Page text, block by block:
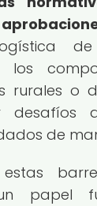
los
rurales o
desafíos
de
papel